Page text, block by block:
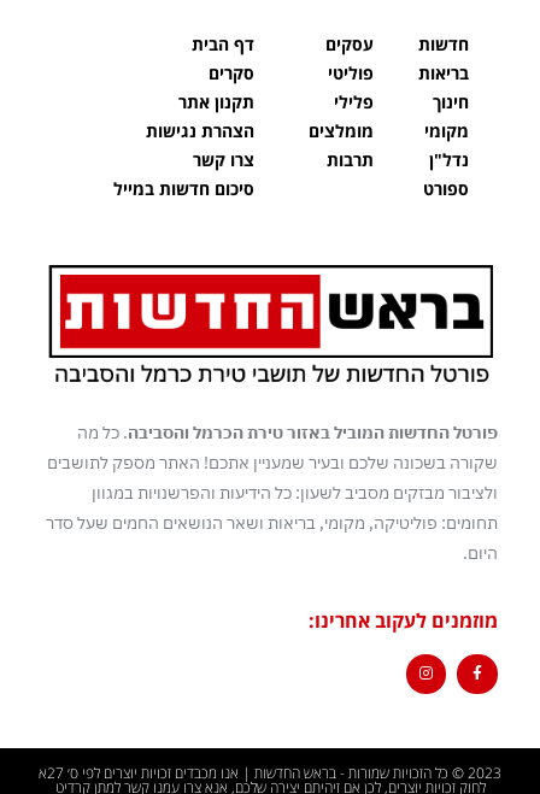
חדשות
בריאות
חינוך
מקומי
נדל"ן
ספורט
עסקים
פוליטי
פלילי
מומלצים
תרבות
דף הבית
סקרים
תקנון אתר
הצהרת נגישות
צרו קשר
סיכום חדשות במייל
פורטל החדשות המוביל באזור טירת הכרמל והסביבה. כל מה
שקורה בשכונה שלכם ובעיר שמעניין אתכם! האתר מספק לתושבים
ולציבור מבזקים מסביב לשעון: כל הידיעות והפרשנויות במגוון
תחומים: פוליטיקה, מקומי, בריאות ושאר הנושאים החמים שעל סדר
היום.
מוזמנים לעקוב אחרינו:
2023 © כל הזכויות שמורות - בראש החדשות | אנו מכבדים זכויות יוצרים לפי ס׳ 27א
לחוק זכויות יוצרים, לכן אם זיהיתם יצירה שלכם, אנא צרו עמנו קשר למתן קרדיט